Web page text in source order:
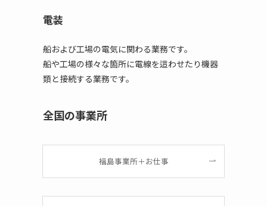
電装
船および工場の電気に関わる業務です。
船や工場の様々な箇所に電線を這わせたり機器
類と接続する業務です。
全国の事業所
福島事業所＋お仕事